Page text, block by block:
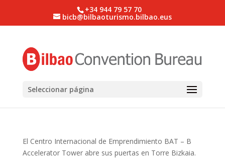
+34 944 79 57 70
bicb@bilbaoturismo.bilbao.eus
Seleccionar página
El Centro Internacional de Emprendimiento BAT – B
Accelerator Tower abre sus puertas en Torre Bizkaia.